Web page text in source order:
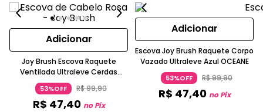
Adicionar
Joy Brush Escova Raquete
Ventilada Ultraleve Cerdas
Flexíveis Rosa OCEANE
53%OFF R$99,90
R$ 47,40 no Pix
Adicionar
Escova Joy Brush Raquete Corpo
Vazado Ultraleve Azul OCEANE
53%OFF R$99,90
R$ 47,40 no Pix